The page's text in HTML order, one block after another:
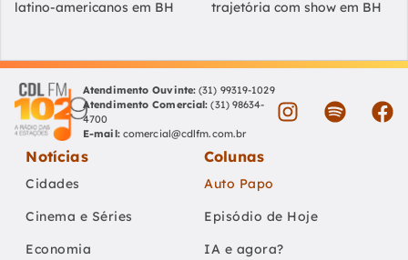
latino-americanos em BH
trajetória com show em BH
Atendimento Ouvinte: (31) 99319-1029
Atendimento Comercial: (31) 98634-
4700
E-mail: comercial@cdlfm.com.br
Notícias
Cidades
Cinema e Séries
Economia
Colunas
Auto Papo
Episódio de Hoje
IA e agora?